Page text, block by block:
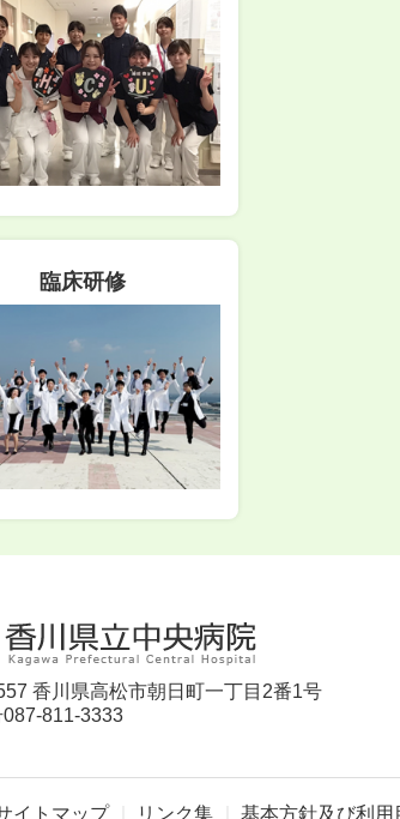
臨床研修
香川県高松市朝日町一丁目2番1号
811-3333
イトマップ リンク集 基本方針及び利用